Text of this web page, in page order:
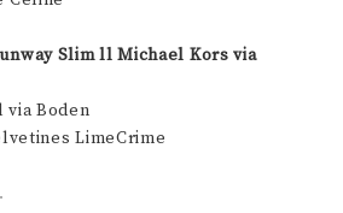
Slim ll Michael Kors via
Boden
LimeCrime